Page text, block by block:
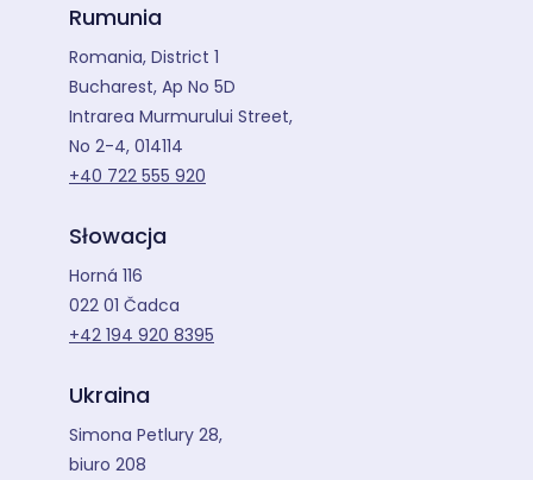
Rumunia
Romania, District 1
Bucharest, Ap No 5D
Intrarea Murmurului Street,
No 2-4, 014114
+40 722 555 920
Słowacja
Horná 116
022 01 Čadca
+42 194 920 8395
Ukraina
Simona Petlury 28,
biuro 208